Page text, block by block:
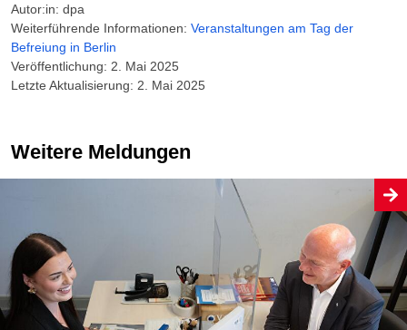
Autor:in: dpa
Weiterführende Informationen: Veranstaltungen am Tag der
Befreiung in Berlin
Veröffentlichung: 2. Mai 2025
Letzte Aktualisierung: 2. Mai 2025
Weitere Meldungen